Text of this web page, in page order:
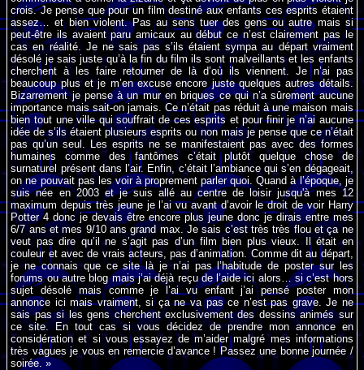
crois. Je pense que pour un film destiné aux enfants ces esprits étaient
assez… et bien violent. Pas au sens tuer des gens ou autre mais si
peut-être ils avaient paru amicaux au début ce n’est clairement pas le
cas en réalité. Je ne sais pas s’ils étaient sympa au départ vraiment
désolé je sais juste qu’à la fin du film ils sont malveillants et les enfants
cherchent à les faire retourner de là d’où ils viennent. Je n’ai pas
beaucoup plus et je m’en excuse encore juste quelques autres détails.
Bizarrement je pense à un mur en briques ce qui n’a sûrement aucune
importance mais sait-on jamais. Ce n’était pas réduit à une maison mais
bien tout une ville qui souffrait de ces esprits et pour finir je n’ai aucune
idée de s’ils étaient plusieurs esprits ou non mais je pense que ce n’était
pas qu’un seul. Les esprits ne se manifestaient pas avec des formes
humaines comme des fantômes c’était plutôt quelque chose de
surnaturel présent dans l’air. Enfin, c’était l’ambiance qui s’en dégageait,
on ne pouvait pas les voir à proprement parler quoi. Quand à l’époque, je
suis née en 2003 et je suis allé au centre de loisir jusqu'à mes 12
maximum depuis très jeune je l’ai vu avant d’avoir le droit de voir Harry
Potter 4 donc je devais être encore plus jeune donc je dirais entre mes
6/7 ans et mes 9/10 ans grand max. Je sais c’est très très flou et ça ne
veut pas dire qu’il ne s’agit pas d’un film bien plus vieux. Il était en
couleur et avec de vrais acteurs, pas d’animation. Comme dit au départ,
je ne connais que ce site là je n’ai pas l’habitude de poster sur les
forums ou autre blog mais j’ai déjà reçu de l’aide ici alors… si c’est hors
sujet désolé mais comme je l’ai vu enfant j’ai pensé poster mon
annonce ici mais vraiment, si ça ne va pas ce n’est pas grave. Je ne
sais pas si les gens cherchent exclusivement des dessins animés sur
ce site. En tout cas si vous décidez de prendre mon annonce en
considération et si vous essayez de m’aider malgré mes informations
très vagues je vous en remercie d’avance ! Passez une bonne journée /
soirée. »